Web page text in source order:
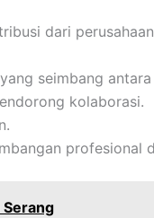
dari
seimbang
kolaborasi.
profesional